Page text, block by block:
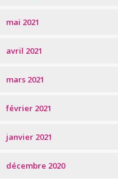
mai 2021
avril 2021
mars 2021
février 2021
janvier 2021
décembre 2020